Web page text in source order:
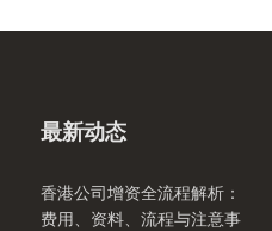
最新动态
香港公司增资全流程解析：
费用、资料、流程与注意事